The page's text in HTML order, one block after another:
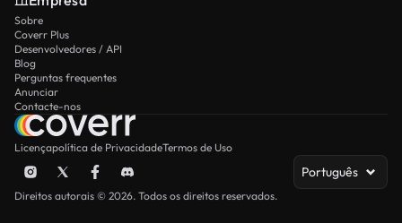
Sobre
Coverr Plus
Desenvolvedores / API
Blog
Perguntas frequentes
Anunciar
Contacte-nos
Licençapolítica de PrivacidadeTermos de Uso
Português
Direitos autorais © 2026. Todos os direitos reservados.